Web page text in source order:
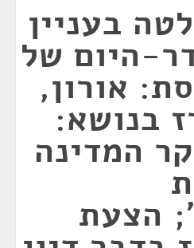
בעניין
היום של
אורון,
בנושא:
המדינה
הצעת